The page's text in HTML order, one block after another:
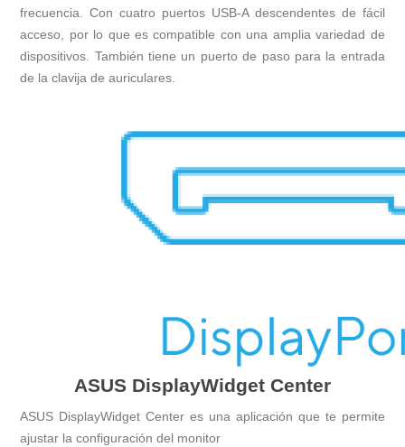
frecuencia. Con cuatro puertos USB-A descendentes de fácil
acceso, por lo que es compatible con una amplia variedad de
dispositivos. También tiene un puerto de paso para la entrada
de la clavija de auriculares.
ASUS DisplayWidget Center
ASUS DisplayWidget Center es una aplicación que te permite
ajustar la configuración del monitor